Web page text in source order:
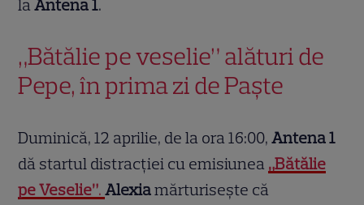
laAntena 1.
„Bătălie pe veselie” alături de
Pepe, în prima zi de Paște
Duminică, 12 aprilie, de la ora 16:00,Antena 1
dă startul distracției cu emisiunea „Bătălie
pe Veselie”.Alexiamărturisește că